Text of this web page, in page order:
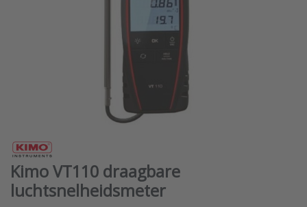
Kimo VT110 draagbare
luchtsnelheidsmeter